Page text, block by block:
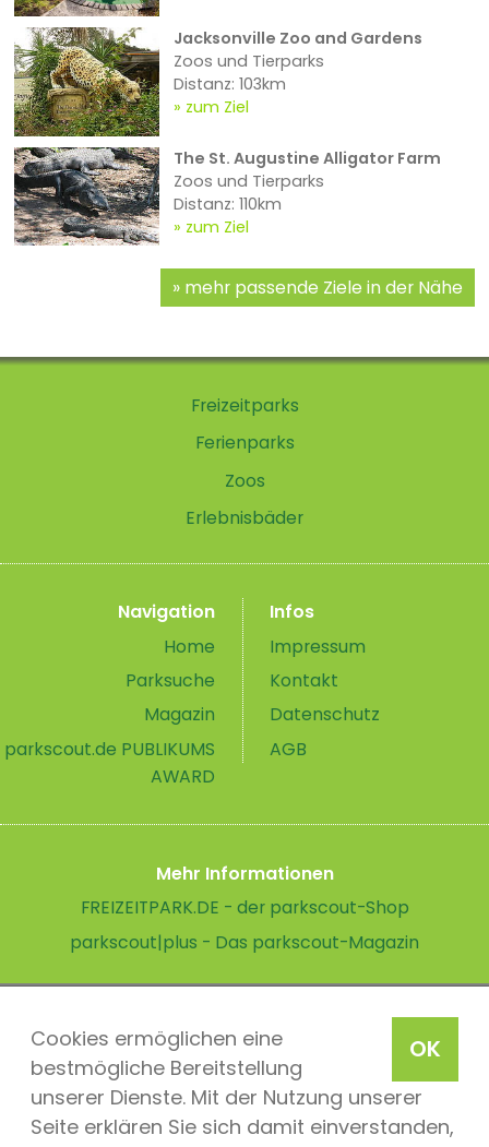
OK
Cookies ermöglichen eine
bestmögliche Bereitstellung
unserer Dienste. Mit der Nutzung unserer
Seite erklären Sie sich damit einverstanden,
Jacksonville Zoo and Gardens
Zoos und Tierparks
Distanz: 103km
zum Ziel
The St. Augustine Alligator Farm
Zoos und Tierparks
Distanz: 110km
zum Ziel
mehr passende Ziele in der Nähe
Freizeitparks
Ferienparks
Zoos
Erlebnisbäder
Navigation
Home
Parksuche
Magazin
parkscout.de PUBLIKUMS
AWARD
Infos
Impressum
Kontakt
Datenschutz
AGB
Mehr Informationen
FREIZEITPARK.DE - der parkscout-Shop
parkscout|plus - Das parkscout-Magazin